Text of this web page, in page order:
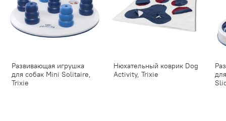
Развивающая игрушка
для собак Mini Solitaire,
Trixie
Нюхательный коврик Dog
Activity, Trixie